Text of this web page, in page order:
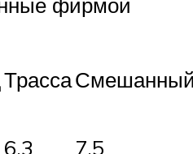
Трасса
6,3 7,5